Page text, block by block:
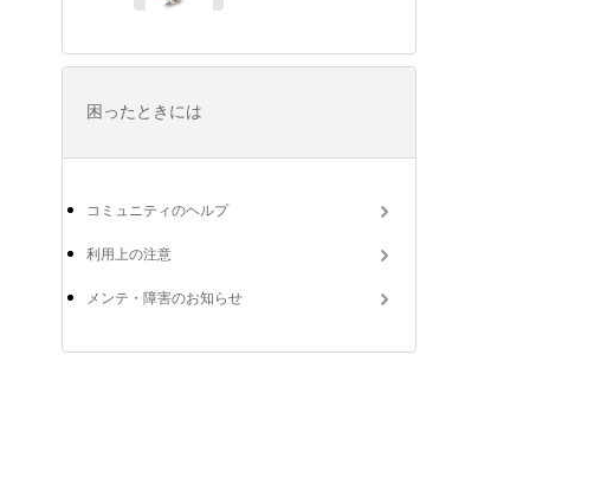
困ったときには
コミュニティのヘルプ
利用上の注意
メンテ・障害のお知らせ